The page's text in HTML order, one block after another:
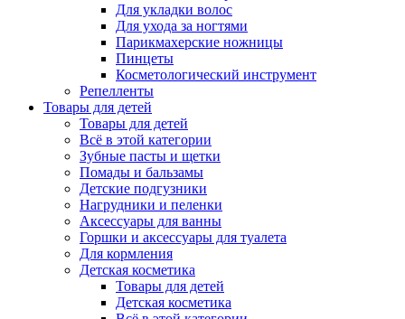
Для укладки волос
Для ухода за ногтями
Парикмахерские ножницы
Пинцеты
Косметологический инструмент
Репелленты
Товары для детей
Товары для детей
Всё в этой категории
Зубные пасты и щетки
Помады и бальзамы
Детские подгузники
Нагрудники и пеленки
Аксессуары для ванны
Горшки и аксессуары для туалета
Для кормления
Детская косметика
Товары для детей
Детская косметика